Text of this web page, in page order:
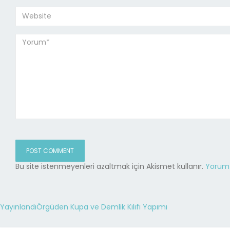
Bu site istenmeyenleri azaltmak için Akismet kullanır.
YayınlandıÖrgüden Kupa ve Demlik Kılıfı Yapımı